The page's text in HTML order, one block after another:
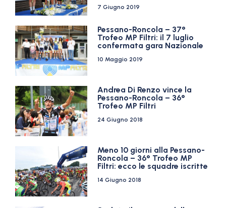
7 Giugno 2019
Pessano-Roncola – 37°
Trofeo MP Filtri: il 7 luglio
confermata gara Nazionale
10 Maggio 2019
Andrea Di Renzo vince la
Pessano-Roncola – 36°
Trofeo MP Filtri
24 Giugno 2018
Meno 10 giorni alla Pessano-
Roncola – 36° Trofeo MP
Filtri: ecco le squadre iscritte
14 Giugno 2018